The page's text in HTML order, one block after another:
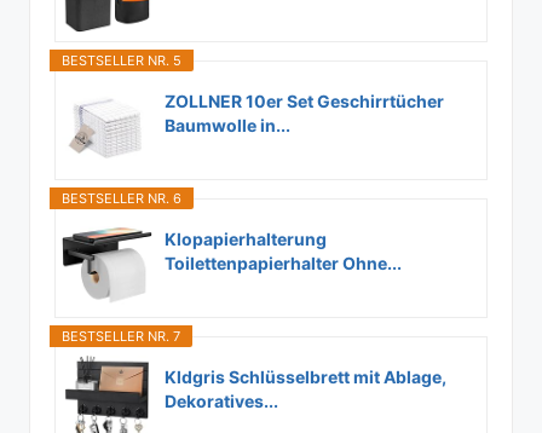
BESTSELLER NR. 5
ZOLLNER 10er Set Geschirrtücher
Baumwolle in...
BESTSELLER NR. 6
Klopapierhalterung
Toilettenpapierhalter Ohne...
BESTSELLER NR. 7
Kldgris Schlüsselbrett mit Ablage,
Dekoratives...